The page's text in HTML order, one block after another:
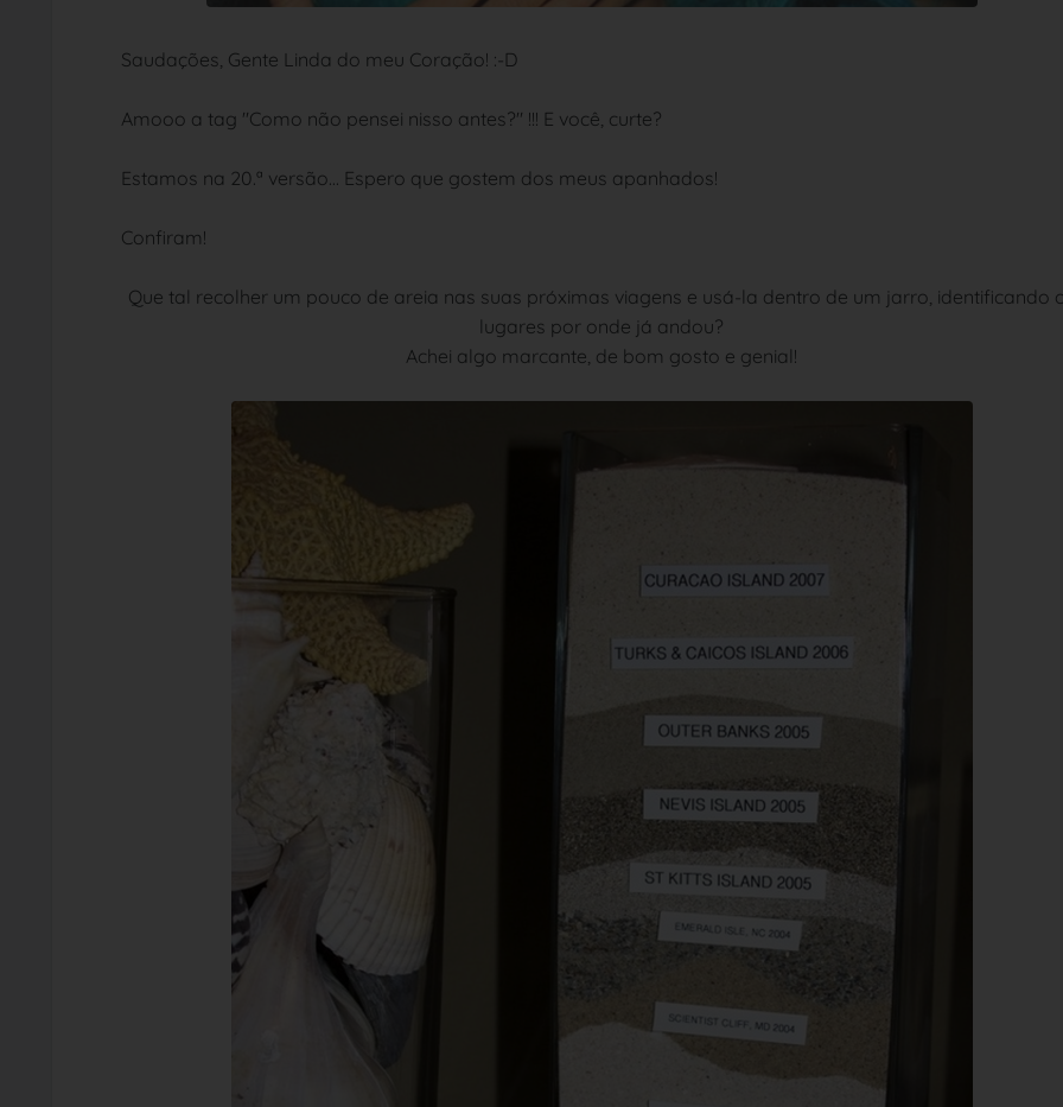
Saudações, Gente Linda do meu Coração! :-D
Amooo a tag "Como não pensei nisso antes?" !!! E você, curte?
Estamos na 20.ª versão... Espero que gostem dos meus apanhados!
Confiram!
Que tal recolher um pouco de areia nas suas próximas viagens e usá-la dentro de um jarro, identificando
lugares por onde já andou?
Achei algo marcante, de bom gosto e genial!